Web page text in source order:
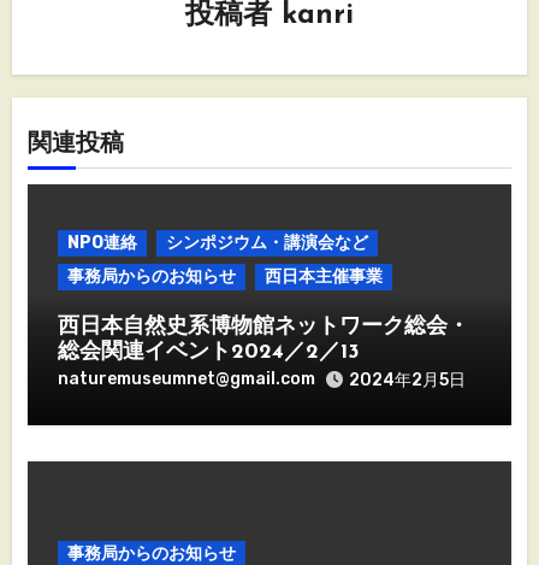
ン
投稿者 kanri
関連投稿
NPO連絡
シンポジウム・講演会など
事務局からのお知らせ
西日本主催事業
西日本自然史系博物館ネットワーク総会・
総会関連イベント2024／2／13
naturemuseumnet@gmail.com 2024年2月5日
事務局からのお知らせ